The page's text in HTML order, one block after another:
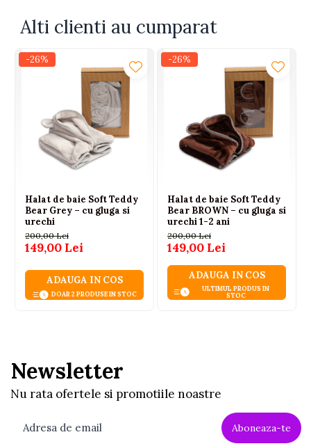
Alti clienti au cumparat
-26%
Halat de baie Soft Teddy
Bear Grey – cu gluga si
urechi
200,00 Lei
149,00 Lei
ADAUGA IN COS
DOAR 2 PRODUSE IN STOC
-26%
Halat de baie Soft Teddy
Bear BROWN – cu gluga si
urechi 1-2 ani
200,00 Lei
149,00 Lei
ADAUGA IN COS
ULTIMUL PRODUS IN
STOC
Newsletter
Nu rata ofertele si promotiile noastre